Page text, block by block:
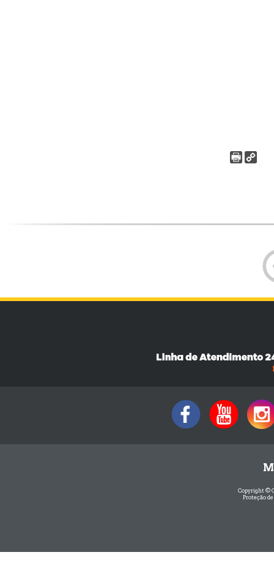
Copyright ©
Proteção